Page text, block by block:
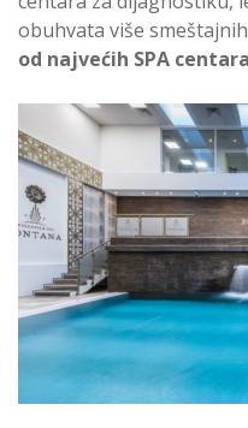
obuhvata više
od najvećih SPA